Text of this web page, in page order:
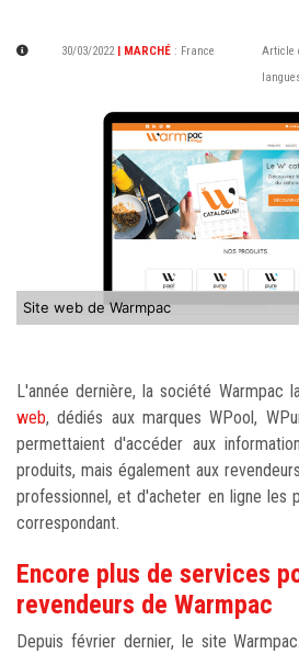
30/03/2022 | MARCHÉ : France Article
Site web de Warmpac
L'année dernière, la société Warmpac
web, dédiés aux marques WPool,
permettaient d'accéder aux
produits, mais également aux
professionnel, et d'acheter en ligne les
correspondant.
Encore plus de services
revendeurs de Warmpac
Depuis février dernier, le site